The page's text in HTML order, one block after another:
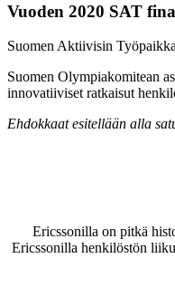
Vuoden 2020 SAT
Suomen Aktiivisin
Suomen Olympiakomitean
innovatiiviset ratkaisut
Ehdokkaat esitellään alla
Ericssonilla on pitkä
Ericssonilla henkilöstön